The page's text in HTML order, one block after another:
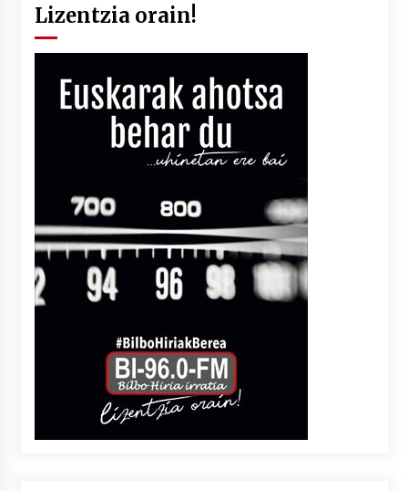
Lizentzia orain!